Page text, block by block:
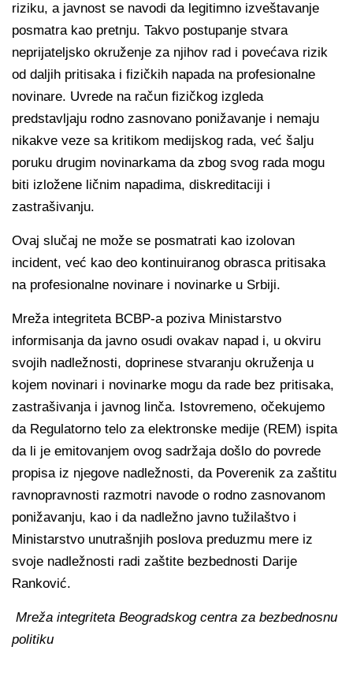
riziku, a javnost se navodi da legitimno izveštavanje
posmatra kao pretnju. Takvo postupanje stvara
neprijateljsko okruženje za njihov rad i povećava rizik
od daljih pritisaka i fizičkih napada na profesionalne
novinare. Uvrede na račun fizičkog izgleda
predstavljaju rodno zasnovano ponižavanje i nemaju
nikakve veze sa kritikom medijskog rada, već šalju
poruku drugim novinarkama da zbog svog rada mogu
biti izložene ličnim napadima, diskreditaciji i
zastrašivanju.
Ovaj slučaj ne može se posmatrati kao izolovan
incident, već kao deo kontinuiranog obrasca pritisaka
na profesionalne novinare i novinarke u Srbiji.
Mreža integriteta BCBP-a poziva Ministarstvo
informisanja da javno osudi ovakav napad i, u okviru
svojih nadležnosti, doprinese stvaranju okruženja u
kojem novinari i novinarke mogu da rade bez pritisaka,
zastrašivanja i javnog linča. Istovremeno, očekujemo
da Regulatorno telo za elektronske medije (REM) ispita
da li je emitovanjem ovog sadržaja došlo do povrede
propisa iz njegove nadležnosti, da Poverenik za zaštitu
ravnopravnosti razmotri navode o rodno zasnovanom
ponižavanju, kao i da nadležno javno tužilaštvo i
Ministarstvo unutrašnjih poslova preduzmu mere iz
svoje nadležnosti radi zaštite bezbednosti Darije
Ranković.
Mreža integriteta Beogradskog centra za bezbednosnu
politiku